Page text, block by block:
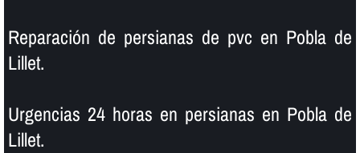
Reparación de persianas de pvc en Pobla de
Lillet.
Urgencias 24 horas en persianas en Pobla de
Lillet.